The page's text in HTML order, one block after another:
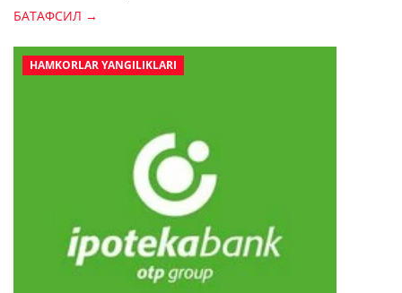
БАТАФСИЛ →
HAMKORLAR YANGILIKLARI